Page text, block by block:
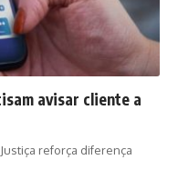
avisar cliente a
reforça diferença